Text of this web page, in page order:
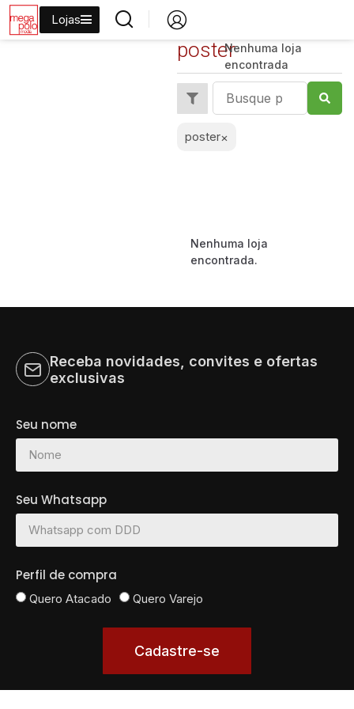
Lojas
posterNenhuma loja
encontrada
poster×
Nenhuma loja
encontrada.
Receba novidades, convites e ofertas
exclusivas
Seu nome
Seu Whatsapp
Perfil de compra
Quero Atacado Quero Varejo
Cadastre-se